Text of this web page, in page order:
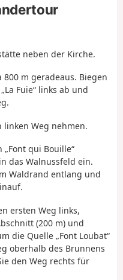
neben der Kirche.
800 m geradeaus. Biegen
Fuie“ links ab und
linken Weg nehmen.
qui Bouille“
das Walnussfeld ein.
Waldrand entlang und
ersten Weg links,
(200 m) und
die Quelle „Font Loubat“
oberhalb des Brunnens
den Weg rechts für